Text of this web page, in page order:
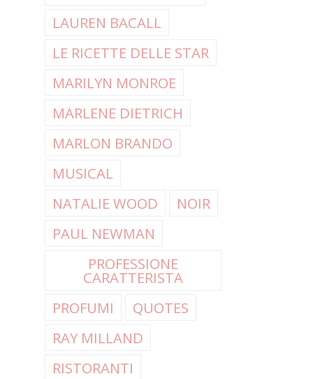
LAUREN BACALL
LE RICETTE DELLE STAR
MARILYN MONROE
MARLENE DIETRICH
MARLON BRANDO
MUSICAL
NATALIE WOOD
NOIR
PAUL NEWMAN
PROFESSIONE
CARATTERISTA
PROFUMI
QUOTES
RAY MILLAND
RISTORANTI